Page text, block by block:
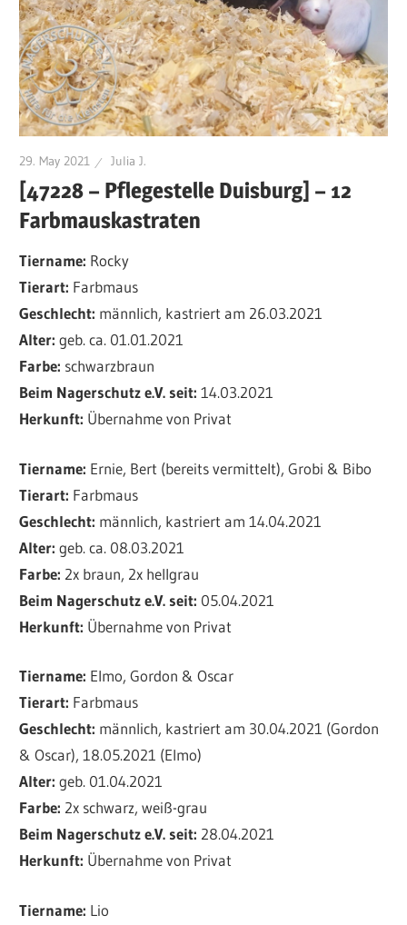
29. May 2021 Julia J.
[47228 – Pflegestelle Duisburg] – 12
Farbmauskastraten
Tiername: Rocky
Tierart: Farbmaus
Geschlecht: männlich, kastriert am 26.03.2021
Alter:geb. ca. 01.01.2021
Farbe: schwarzbraun
Beim Nagerschutz e.V. seit:14.03.2021
Herkunft: Übernahme von Privat
Tiername: Ernie, Bert (bereits vermittelt), Grobi & Bibo
Tierart: Farbmaus
Geschlecht: männlich, kastriert am 14.04.2021
Alter:geb. ca. 08.03.2021
Farbe: 2x braun, 2x hellgrau
Beim Nagerschutz e.V. seit: 05.04.2021
Herkunft: Übernahme von Privat
Tiername: Elmo, Gordon & Oscar
Tierart: Farbmaus
Geschlecht: männlich, kastriert am 30.04.2021 (Gordon
& Oscar), 18.05.2021 (Elmo)
Alter:geb. 01.04.2021
Farbe: 2x schwarz, weiß-grau
Beim Nagerschutz e.V. seit: 28.04.2021
Herkunft: Übernahme von Privat
Tiername: Lio